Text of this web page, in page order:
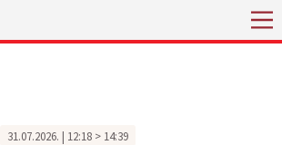
31.07.2026. | 12:18 > 14:39